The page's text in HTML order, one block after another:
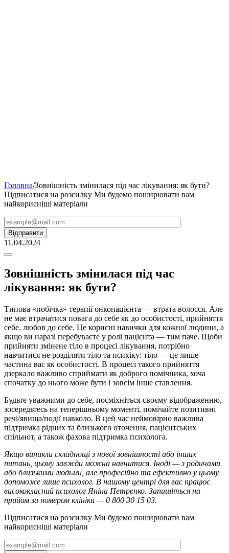
Головна/Зовнішність змінилася під час лікування: як бути?
Підписатися на розсилку Ми будемо поширювати вам
найкорисніші матеріали
11.04.2024
Зовнішність змінилася під час
лікування: як бути?
Типова «побічка» терапії онкопацієнта — втрата волосся. Але
не має втрачатися повага до себе як до особистості, прийняття
себе, любов до себе. Це корисні навички для кожної людини, а
якщо ви наразі перебуваєте у ролі пацієнта — тим паче. Щоби
прийняти змінене тіло в процесі лікування, потрібно
навчитися не розділяти тіло та психіку: тіло — це лише
частина вас як особистості. В процесі такого прийняття
дзеркало важливо сприймати як доброго помічника, хоча
спочатку до нього може бути і зовсім інше ставлення.
Будьте уважними до себе, посміхніться своєму відображенню,
зосередьтесь на теперішньому моменті, помічайте позитивні
речі/явища/події навколо. В цей час неймовірно важлива
підтримка рідних та близького оточення, пацієнтських
спільнот, а також фахова підтримка психолога.
Якщо виникли складнощі з нової зовнішності або інших
питань, цьому завжди можна навчитися. Іноді — з родичами
або близькими людьми, але професійно та ефективно у цьому
допоможе лише психолог. В нашому центрі для вас працює
висококласний психолог Яніна Петренко. Запишіться на
прийом за номером клініки — 0 800 30 15 03.
Підписатися на розсилку Ми будемо поширювати вам
найкорисніші матеріали